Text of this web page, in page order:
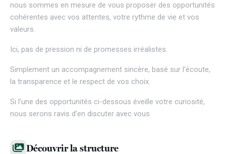
nous sommes en mesure de vous proposer des opportunités
cohérentes avec vos attentes, votre rythme de vie et vos
valeurs.
Ici, pas de pression ni de promesses irréalistes.
Simplement un accompagnement sincère, basé sur l’écoute,
la transparence et le respect de vos choix.
Si l’une des opportunités ci-dessous éveille votre curiosité,
nous serons ravis d’en discuter avec vous
Découvrir la structure